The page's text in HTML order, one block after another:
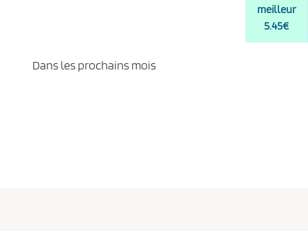
meilleur
5.45€
Dans les prochains mois